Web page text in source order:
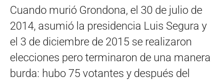
Cuando murió Grondona, el 30 de julio de
2014, asumió la presidencia Luis Segura y
el 3 de diciembre de 2015 se realizaron
elecciones pero terminaron de una manera
burda: hubo 75 votantes y después del